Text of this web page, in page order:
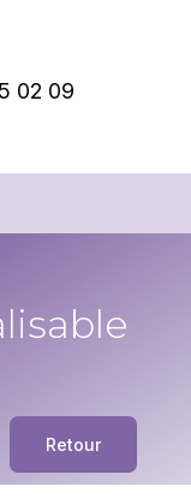
02 09
Retour